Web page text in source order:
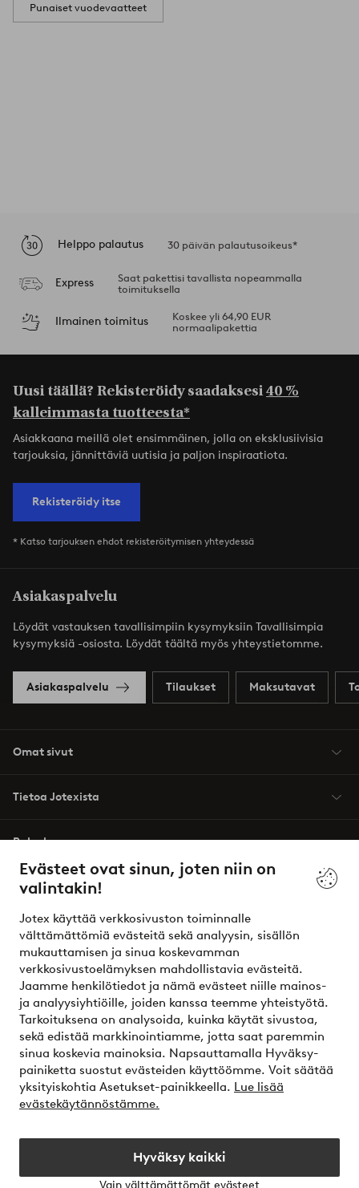
Evästeet ovat sinun, joten niin on
valintakin!
Jotex käyttää verkkosivuston toiminnalle
välttämättömiä evästeitä sekä analyysin, sisällön
mukauttamisen ja sinua koskevamman
verkkosivustoelämyksen mahdollistavia evästeitä.
Jaamme henkilötiedot ja nämä evästeet niille mainos-
ja analyysiyhtiöille, joiden kanssa teemme yhteistyötä.
Tarkoituksena on analysoida, kuinka käytät sivustoa,
sekä edistää markkinointiamme, jotta saat paremmin
sinua koskevia mainoksia. Napsauttamalla Hyväksy-
painiketta suostut evästeiden käyttöömme. Voit säätää
yksityiskohtia Asetukset-painikkeella. Lue lisää
evästekäytännöstämme.
Hyväksy kaikki
Vain välttämättömät evästeet
Punaiset vuodevaatteet
Helppo palautus 30 päivän palautusoikeus*
Express
Saat pakettisi tavallista nopeammalla
toimituksella
Ilmainen toimitus
Koskee yli 64,90 EUR
normaalipakettia
Uusi täällä? Rekisteröidy saadaksesi40 %
kalleimmasta tuotteesta*
Asiakkaana meillä olet ensimmäinen, jolla on eksklusiivisia
tarjouksia, jännittäviä uutisia ja paljon inspiraatiota.
Rekisteröidy itse
* Katso tarjouksen ehdot rekisteröitymisen yhteydessä
Asiakaspalvelu
Löydät vastauksen tavallisimpiin kysymyksiin Tavallisimpia
kysymyksiä -osiosta. Löydät täältä myös yhteystietomme.
Asiakaspalvelu Tilaukset Maksutavat
Omat sivut
Tietoa Jotexista
Palvelumme
Ehdot
Ystävät
Turvalliset maksut – maksa nyt tai erissä
Haluatko tietää lisää maksuvaihtoehdoistamme?
elpy